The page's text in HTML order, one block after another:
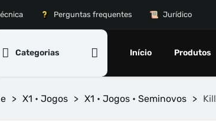
Perguntas frequentes Jurídico
Categorias Início Produtos
> X1 • Jogos > X1 • Jogos • Seminovos >